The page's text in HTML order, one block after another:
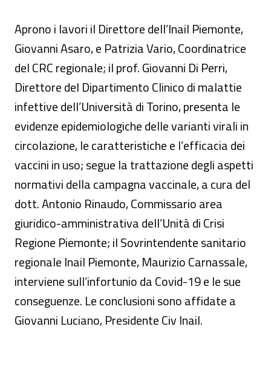
Aprono i lavori il Direttore dell’Inail Piemonte,
Giovanni Asaro, e Patrizia Vario, Coordinatrice
del CRC regionale; il prof. Giovanni Di Perri,
Direttore del Dipartimento Clinico di malattie
infettive dell’Università di Torino, presenta le
evidenze epidemiologiche delle varianti virali in
circolazione, le caratteristiche e l’efficacia dei
vaccini in uso; segue la trattazione degli aspetti
normativi della campagna vaccinale, a cura del
dott. Antonio Rinaudo, Commissario area
giuridico-amministrativa dell’Unità di Crisi
Regione Piemonte; il Sovrintendente sanitario
regionale Inail Piemonte, Maurizio Carnassale,
interviene sull’infortunio da Covid-19 e le sue
conseguenze. Le conclusioni sono affidate a
Giovanni Luciano, Presidente Civ Inail.